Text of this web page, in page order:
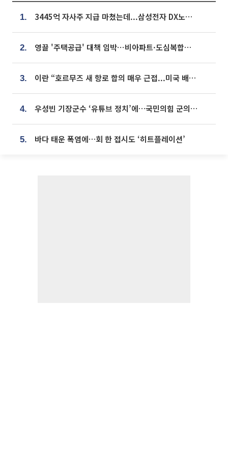
1. 3445억 자사주 지급 마쳤는데...삼성전자 DX노조, 뒤늦은 '떼쓰기 집회'
2. 영끌 '주택공급' 대책 임박⋯비아파트·도심복합까지 총동원
3. 이란 “호르무즈 새 항로 합의 매우 근접...미국 배상 먼저”
4. 우성빈 기장군수 ‘유튜브 정치’에…국민의힘 군의원들 집단 반발
5. 바다 태운 폭염에…회 한 접시도 ‘히트플레이션’